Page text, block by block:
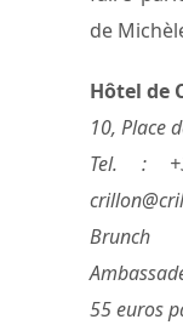
de
Hôtel de
10, Place
Tel. :
55 euros